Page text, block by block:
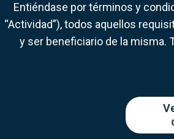
Entiéndase por términos y
“Actividad”), todos aquellos
y ser beneficiario de la misma.